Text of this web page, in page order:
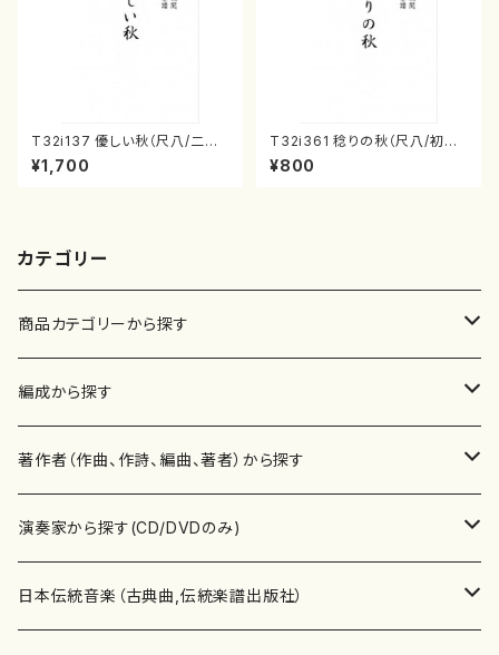
T32i137 優しい秋（尺八/二代
山本邦山/尺八/都山式譜）都山
流公刊楽譜曲番:586
¥1,700
T32i361 稔りの秋（尺八/初代
山川園松/楽譜） 都山流公刊楽
譜曲番:2066
¥800
カテゴリー
商品カテゴリーから探す
楽譜
書籍
書籍
テキストブック
CD・DVD
チケット
編成から探す
邦楽器
箏・琴（ソロ）
箏・琴（合奏）
合唱
混声合唱
歌・声
著作者（作曲、作詩、編曲、著者）から探す
あ行
青木省三(アオキ ショウゾウ)
か行
演奏家から探す(CD/DVDのみ)
邦楽（箏、三味線、尺八等）演奏家
日本伝統音楽（古典曲,伝統楽譜出版社）